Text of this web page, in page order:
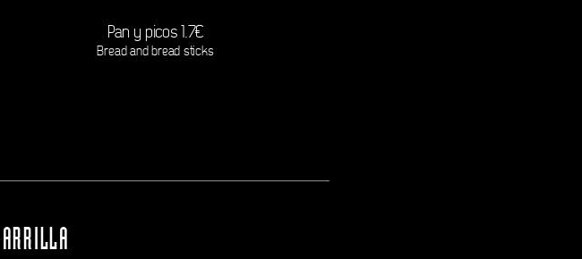
Pan y picos 1.7€
Bread and bread sticks